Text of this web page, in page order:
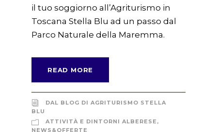
il tuo soggiorno all’Agriturismo in
Toscana Stella Blu ad un passo dal
Parco Naturale della Maremma.
READ MORE
DAL BLOG DI AGRITURISMO STELLA
BLU
ATTIVITÀ E DINTORNI ALBERESE ,
NEWS&OFFERTE